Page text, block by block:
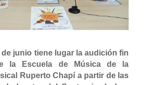
de junio tiene lugar la audición fin
la Escuela de Música de la
Ruperto Chapí a partir de las